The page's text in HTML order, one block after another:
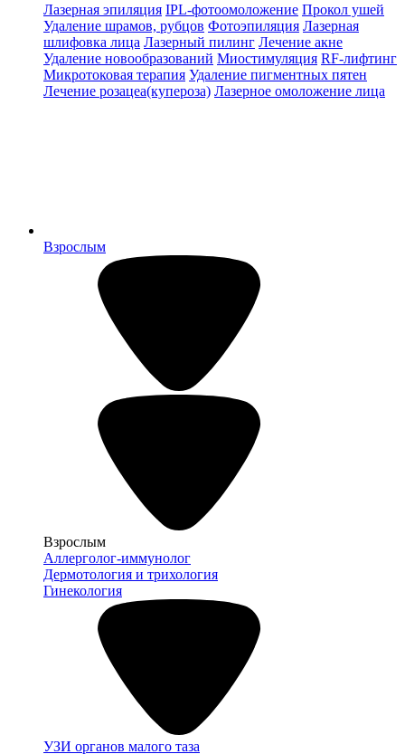
Лазерная эпиляция IPL-фотоомоложение Прокол ушей
Удаление шрамов, рубцов Фотоэпиляция Лазерная
шлифовка лица Лазерный пилинг Лечение акне
Удаление новообразований Миостимуляция RF-лифтинг
Микротоковая терапия Удаление пигментных пятен
Лечение розацеа(купероза) Лазерное омоложение лица
Взрослым
Взрослым
Аллерголог-иммунолог
Дермотология и трихология
Гинекология
УЗИ органов малого таза